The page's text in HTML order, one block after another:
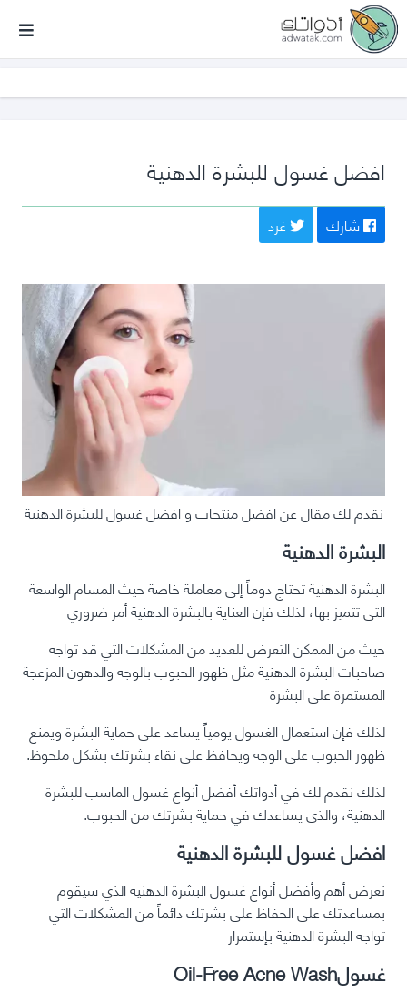
افضل غسول للبشرة الدهنية
شارك غرد
نقدم لك مقال عن افضل منتجات و افضل غسول للبشرة الدهنية
البشرة الدهنية
البشرة الدهنية تحتاج دوماً إلى معاملة خاصة حيث المسام الواسعة
التي تتميز بها، لذلك فإن العناية بالبشرة الدهنية أمر ضروري
حيث من الممكن التعرض للعديد من المشكلات التي قد تواجه
صاحبات البشرة الدهنية مثل ظهور الحبوب بالوجه والدهون المزعجة
المستمرة على البشرة
لذلك فإن استعمال الغسول يومياً يساعد على حماية البشرة ويمنع
ظهور الحبوب على الوجه ويحافظ على نقاء بشرتك بشكل ملحوظ.
لذلك نقدم لك فيأدواتكأفضل أنواع غسول الماسب للبشرة
الدهنية، والذي يساعدك في حماية بشرتك من الحبوب.
افضل غسول للبشرة الدهنية
نعرض أهم وأفضل أنواع غسول البشرة الدهنية الذي سيقوم
بمساعدتك على الحفاظ على بشرتك دائماً من المشكلات التي
تواجه البشرة الدهنية بإستمرار
غسولOil-Free Acne Wash